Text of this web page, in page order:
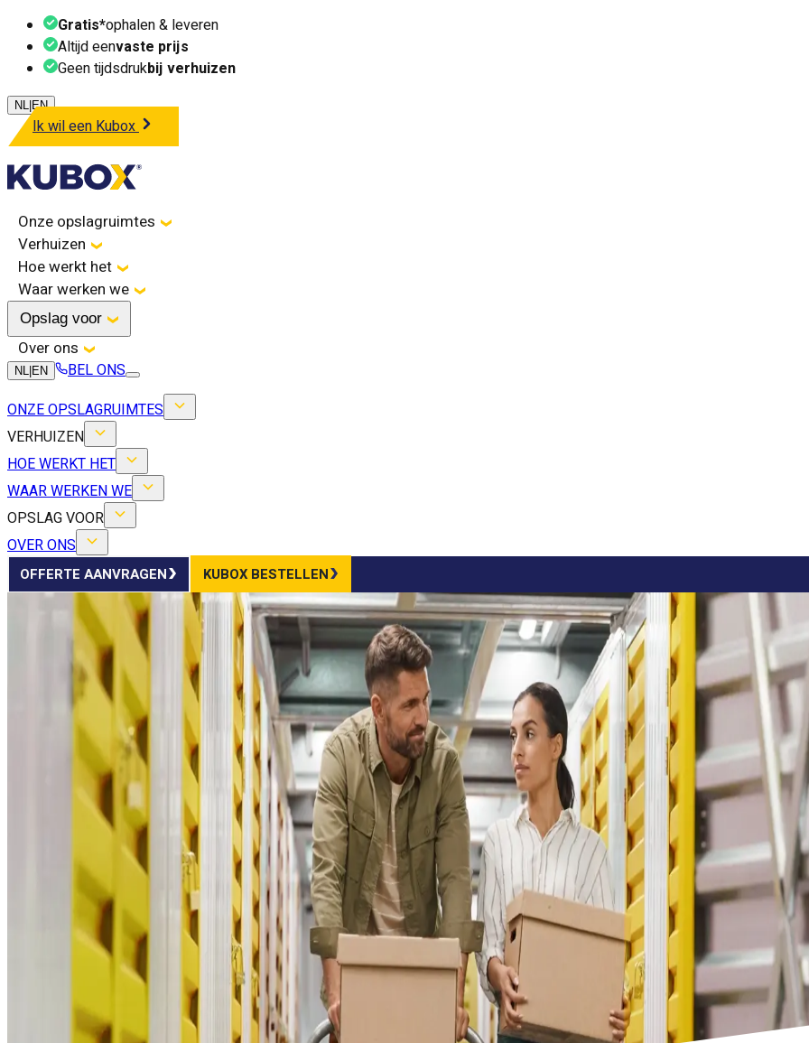
Gratis*ophalen & leveren
Altijd eenvaste prijs
Geen tijdsdrukbij verhuizen
NL EN
Ik wil een Kubox
Onze opslagruimtes
Verhuizen
Hoe werkt het
Waar werken we
Opslag voor
Over ons
NL EN
BEL ONS
ONZE OPSLAGRUIMTES
VERHUIZEN
HOE WERKT HET
WAAR WERKEN WE
OPSLAG VOOR
OVER ONS
OFFERTE AANVRAGEN KUBOX BESTELLEN